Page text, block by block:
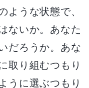
ような状態で、
ないか。あなた
だろうか。あな
取り組むつもり
うに選ぶつもり